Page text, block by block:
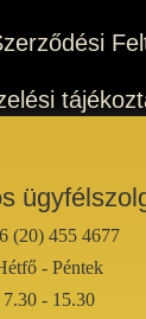
(20) 455 4677
- Péntek
7.30 - 15.30